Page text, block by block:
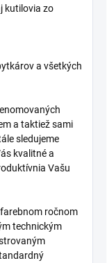
kutilovia zo
a všetkých
a taktiež sami
sledujeme
kvalitné a
Vašu
ročnom
technickým